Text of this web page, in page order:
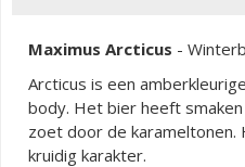
Maximus Arcticus -
Arcticus is een
body. Het bier heeft
zoet door de
kruidig karakter.